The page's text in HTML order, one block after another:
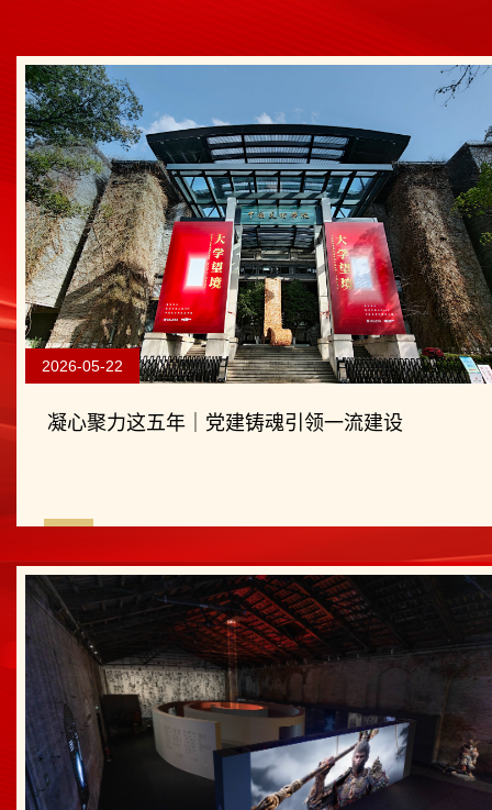
2026-05-22
凝心聚力这五年｜党建铸魂引领一流建设